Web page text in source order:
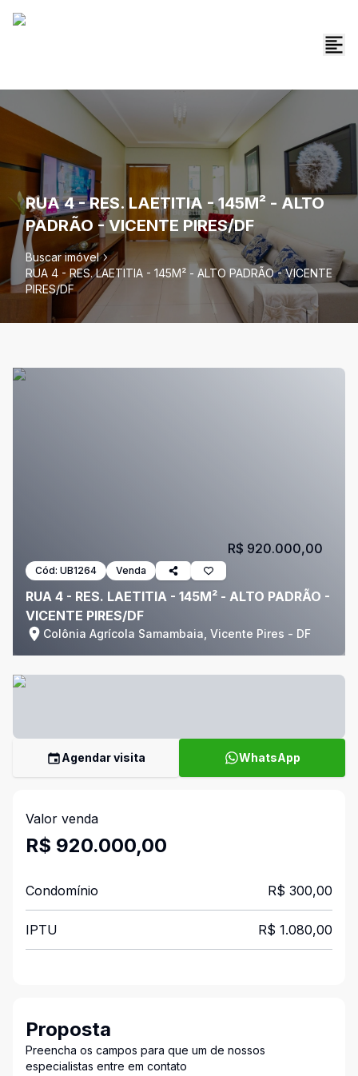
RUA 4 - RES. LAETITIA - 145M² - ALTO
PADRÃO - VICENTE PIRES/DF
Buscar imóvel
RUA 4 - RES. LAETITIA - 145M² - ALTO PADRÃO - VICENTE
PIRES/DF
Cód: UB1264 Venda
RUA 4 - RES. LAETITIA - 145M² - ALTO PADRÃO -
VICENTE PIRES/DF
Colônia Agrícola Samambaia, Vicente Pires - DF
R$ 920.000,00
Agendar visita WhatsApp
Valor venda
R$ 920.000,00
Condomínio R$ 300,00
IPTU R$ 1.080,00
Proposta
Preencha os campos para que um de nossos
especialistas entre em contato